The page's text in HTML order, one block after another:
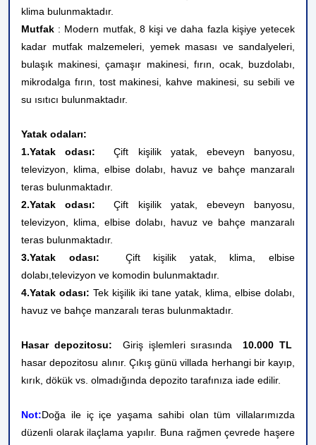
klima bulunmaktadır.
Mutfak : Modern mutfak, 8 kişi ve daha fazla kişiye yetecek
kadar mutfak malzemeleri, yemek masası ve sandalyeleri,
bulaşık makinesi, çamaşır makinesi, fırın, ocak, buzdolabı,
mikrodalga fırın, tost makinesi, kahve makinesi, su sebili ve
su ısıtıcı bulunmaktadır.
Yatak odaları:
1.Yatak odası:
Çift kişilik yatak, ebeveyn banyosu,
televizyon, klima, elbise dolabı, havuz ve bahçe manzaralı
teras bulunmaktadır.
2.Yatak odası:
Çift kişilik yatak, ebeveyn banyosu,
televizyon, klima, elbise dolabı, havuz ve bahçe manzaralı
teras bulunmaktadır.
3.Yatak odası:
Çift kişilik yatak, klima, elbise
dolabı,televizyon ve komodin bulunmaktadır.
4.Yatak odası: Tek kişilik iki tane yatak, klima, elbise dolabı,
havuz ve bahçe manzaralı teras bulunmaktadır.
Hasar depozitosu: Giriş işlemleri sırasında 10.000 TL
hasar depozitosu alınır. Çıkış günü villada herhangi bir kayıp,
kırık, dökük vs. olmadığında depozito tarafınıza iade edilir.
Not:Doğa ile iç içe yaşama sahibi olan tüm villalarımızda
düzenli olarak ilaçlama yapılır. Buna rağmen çevrede haşere